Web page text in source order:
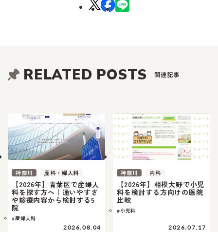
RELATED POSTS 関連記事
神奈川 産科・婦人科
【2026年】青葉区で産婦人
科を探す方へ｜通いやすさ
や診療内容から検討する5
院
#産婦人科
2026.08.04
神奈川 内科
【2026年】相模大野で小児
科を検討する方向けの医院
比較
#小児科
2026.07.17